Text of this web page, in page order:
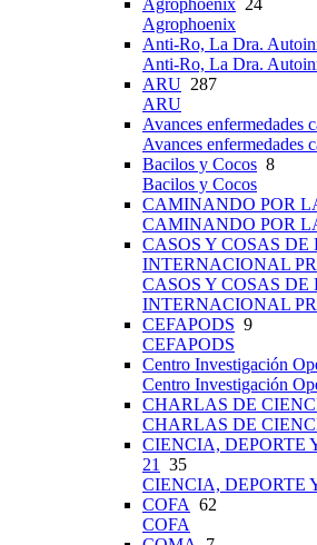
Agrophoenix 24
Agrophoenix
Anti-Ro, La Dra.
Anti-Ro, La Dra.
ARU 287
ARU
Avances enfermedades
Avances enfermedades
Bacilos y Cocos 8
Bacilos y Cocos
CAMINANDO POR
CAMINANDO POR
CASOS Y COSAS DE
INTERNACIONAL
CASOS Y COSAS DE
INTERNACIONAL
CEFAPODS 9
CEFAPODS
Centro Investigación
Centro Investigación
CHARLAS DE
CHARLAS DE
CIENCIA, DEPORTE
21 35
CIENCIA, DEPORTE
COFA 62
COFA